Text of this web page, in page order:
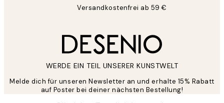
Versandkostenfrei ab 59 €
WERDE EIN TEIL UNSERER KUNSTWELT
Melde dich für unseren Newsletter an und erhalte 15% Rabatt
auf Poster bei deiner nächsten Bestellung!